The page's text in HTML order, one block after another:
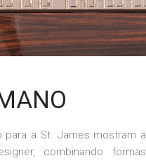
para a St. James mostram a
combinando formas